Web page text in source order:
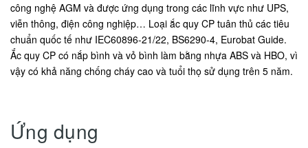
công nghệ AGM và được ứng dụng trong các lĩnh vực như UPS,
viễn thông, điện công nghiệp… Loại ắc quy CP tuân thủ các tiêu
chuẩn quốc tế như IEC60896-21/22, BS6290-4, Eurobat Guide.
Ắc quy CP có nắp bình và vỏ bình làm bằng nhựa ABS và HBO, vì
vậy có khả năng chống cháy cao và tuổi thọ sử dụng trên 5 năm.
Ứng dụng